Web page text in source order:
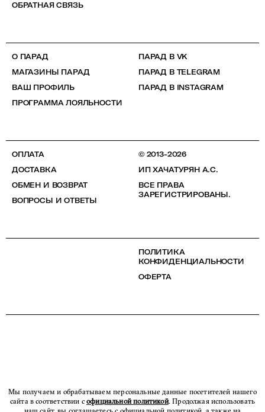
ОБРАТНАЯ СВЯЗЬ
О ПАРАД
МАГАЗИНЫ ПАРАД
ВАШ ПРОФИЛЬ
ПРОГРАММА ЛОЯЛЬНОСТИ
ПАРАД В VK
ПАРАД В TELEGRAM
ПАРАД В INSTAGRAM
ОПЛАТА
ДОСТАВКА
ОБМЕН И ВОЗВРАТ
ВОПРОСЫ И ОТВЕТЫ
© 2013-2026
ИП ХАЧАТУРЯН А.С.
ВСЕ ПРАВА
ЗАРЕГИСТРИРОВАНЫ.
ПОЛИТИКА
КОНФИДЕНЦИАЛЬНОСТИ
ОФЕРТА
Мы получаем и обрабатываем персональные данные посетителей нашего
сайта в соответствии софициальной политикой. Продолжая использовать